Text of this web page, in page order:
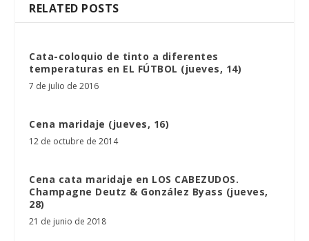
RELATED POSTS
Cata-coloquio de tinto a diferentes
temperaturas en EL FÚTBOL (jueves, 14)
7 de julio de 2016
Cena maridaje (jueves, 16)
12 de octubre de 2014
Cena cata maridaje en LOS CABEZUDOS.
Champagne Deutz & González Byass (jueves,
28)
21 de junio de 2018